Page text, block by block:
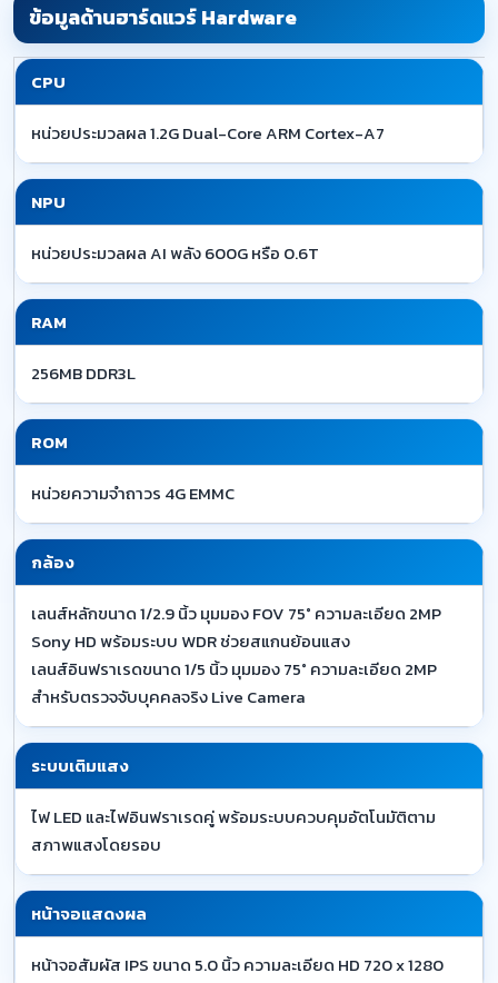
ข้อมูลด้านฮาร์ดแวร์ Hardware
CPU
หน่วยประมวลผล 1.2G Dual-Core ARM Cortex-A7
NPU
หน่วยประมวลผล AI พลัง 600G หรือ 0.6T
RAM
256MB DDR3L
ROM
หน่วยความจำถาวร 4G EMMC
กล้อง
เลนส์หลักขนาด 1/2.9 นิ้ว มุมมอง FOV 75° ความละเอียด 2MP
Sony HD พร้อมระบบ WDR ช่วยสแกนย้อนแสง
เลนส์อินฟราเรดขนาด 1/5 นิ้ว มุมมอง 75° ความละเอียด 2MP
สำหรับตรวจจับบุคคลจริง Live Camera
ระบบเติมแสง
ไฟ LED และไฟอินฟราเรดคู่ พร้อมระบบควบคุมอัตโนมัติตาม
สภาพแสงโดยรอบ
หน้าจอแสดงผล
หน้าจอสัมผัส IPS ขนาด 5.0 นิ้ว ความละเอียด HD 720 x 1280